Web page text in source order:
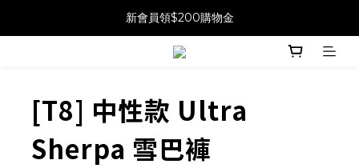
新會員領$200購物金
[T8] 中性款 Ultra
Sherpa 雪巴褲